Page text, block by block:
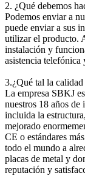
2. ¿Qué debemos
Podemos enviar a
puede enviar a sus
utilizar el producto.
instalación y
asistencia
3.¿Qué tal la
La empresa SBKJ
nuestros 18 años de
incluida la
mejorado
CE o estándares
todo el mundo a
placas de metal y
reputación y